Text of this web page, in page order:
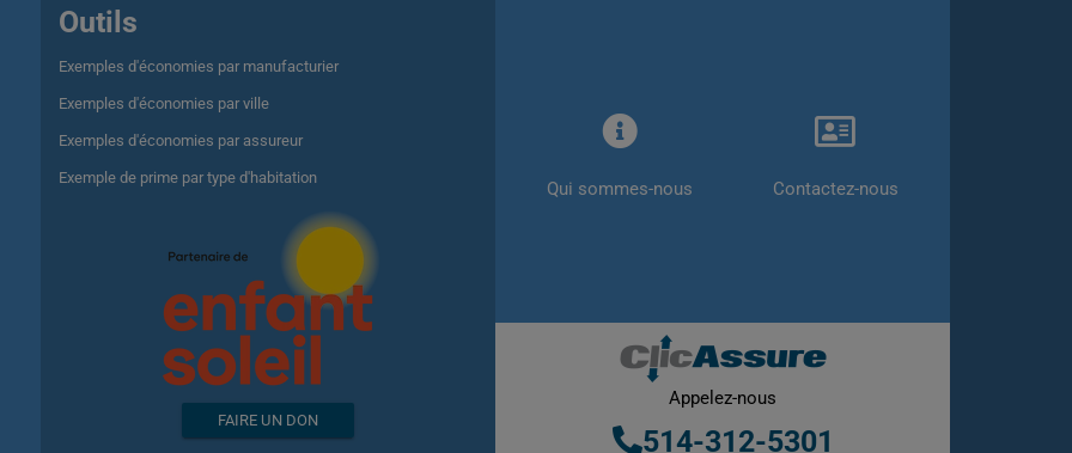
Outils
Exemples d'économies par manufacturier
Exemples d'économies par ville
Exemples d'économies par assureur
Exemple de prime par type d'habitation
FAIRE UN DON
Qui sommes-nous Contactez-nous
Appelez-nous
514-312-5301